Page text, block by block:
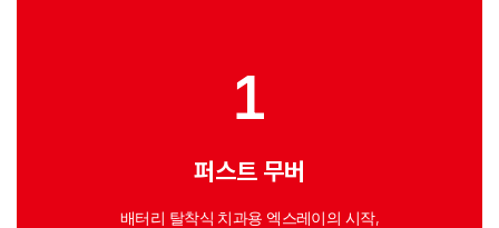
1
퍼스트 무버
배터리 탈착식 치과용 엑스레이의 시작,